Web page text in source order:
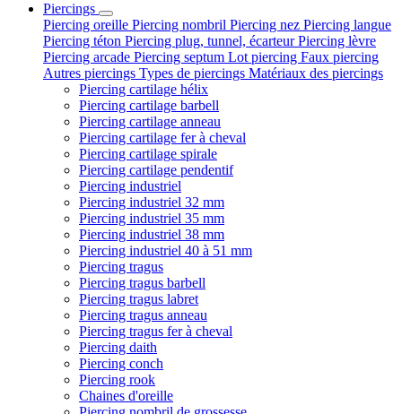
Piercings
Piercing oreille Piercing nombril Piercing nez Piercing langue
Piercing téton Piercing plug, tunnel, écarteurPiercing lèvre
Piercing arcade Piercing septum Lot piercing Faux piercing
Autres piercings Types de piercings Matériaux des piercings
Piercing cartilage hélix
Piercing cartilage barbell
Piercing cartilage anneau
Piercing cartilage fer à cheval
Piercing cartilage spirale
Piercing cartilage pendentif
Piercing industriel
Piercing industriel 32 mm
Piercing industriel 35 mm
Piercing industriel 38 mm
Piercing industriel 40 à 51 mm
Piercing tragus
Piercing tragus barbell
Piercing tragus labret
Piercing tragus anneau
Piercing tragus fer à cheval
Piercing daith
Piercing conch
Piercing rook
Chaines d'oreille